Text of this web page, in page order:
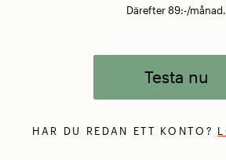
Därefter 89:-/månad.
Testa nu
HAR DU REDAN ETT KONTO?